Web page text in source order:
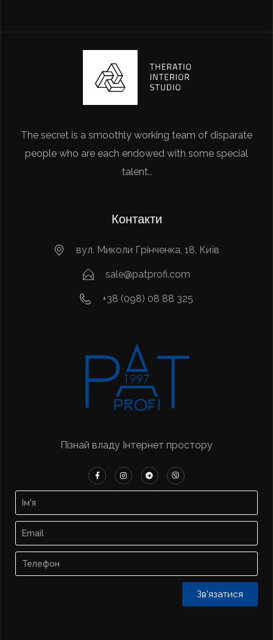
The secret is a smoothly working team of disparate
people who are each endowed with some special
talent..
Контакти
вул. Миколи Грінченка, 18, Київ
sale@patprofi.com
+38 (098) 08 88 325
Пізнай владу Інтернет простору
Зв'язатися